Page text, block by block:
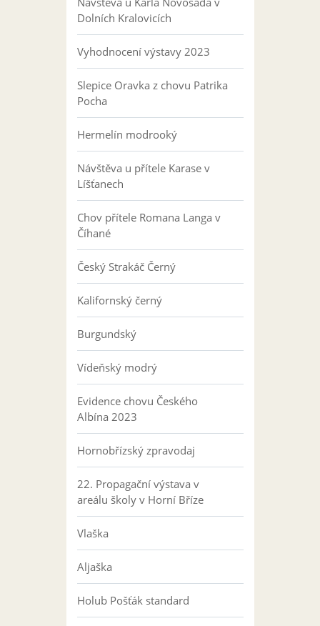
Dolních Kralovicích
Vyhodnocení výstavy 2023
Slepice Oravka z chovu Patrika
Pocha
Hermelín modrooký
Návštěva u přítele Karase v
Líšťanech
Chov přítele Romana Langa v
Číhané
Český Strakáč Černý
Kalifornský černý
Burgundský
Vídeňský modrý
Evidence chovu Českého
Albína 2023
Hornobřízský zpravodaj
22. Propagační výstava v
areálu školy v Horní Bříze
Vlaška
Aljaška
Holub Pošťák standard